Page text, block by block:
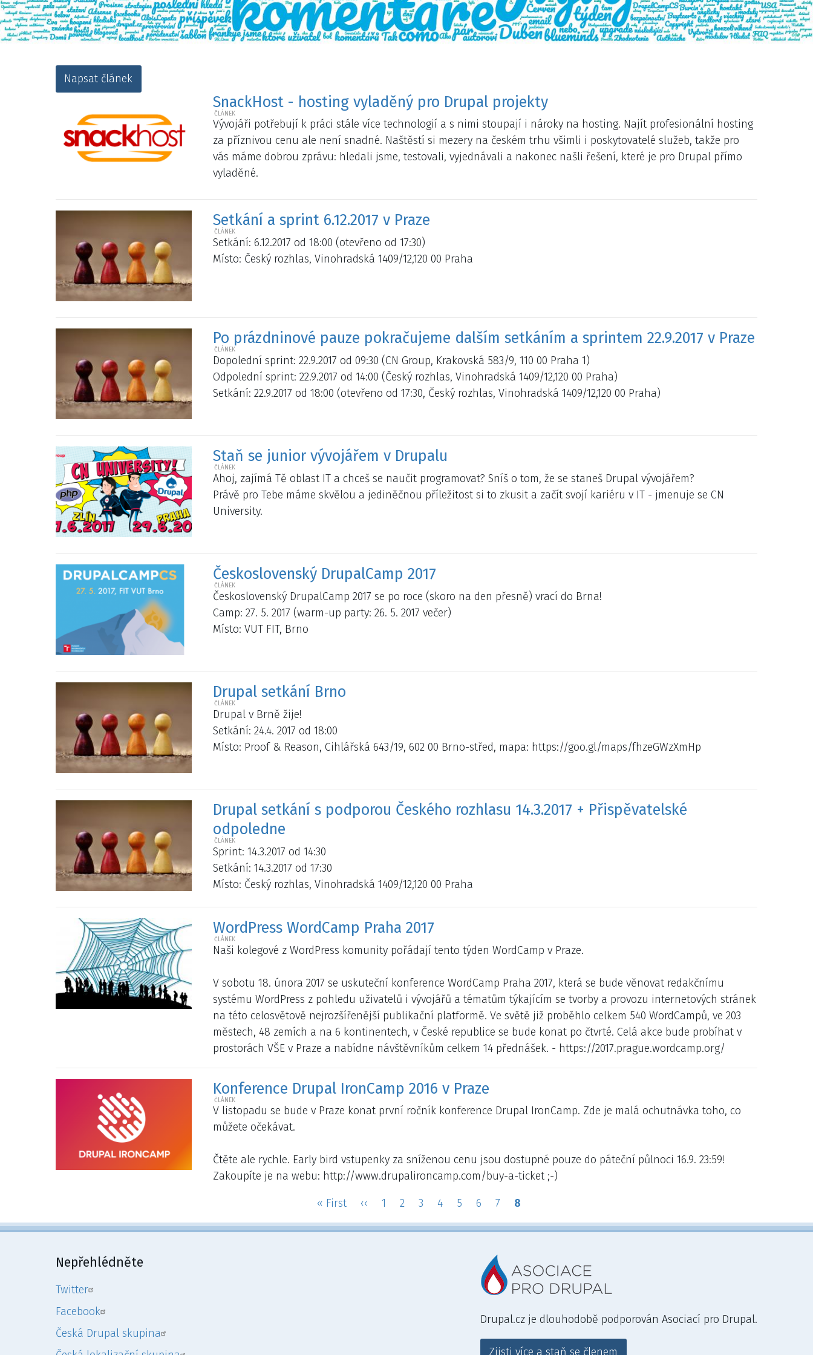
Napsat článek
SnackHost - hosting vyladěný pro Drupal projekty
Vývojáři potřebují k práci stále více technologií a s nimi stoupají i nároky na hosting. Najít profesionální hosting
za příznivou cenu ale není snadné. Naštěstí si mezery na českém trhu všimli i poskytovatelé služeb, takže pro
vás máme dobrou zprávu: hledali jsme, testovali, vyjednávali a nakonec našli řešení, které je pro Drupal přímo
vyladěné.
Setkání a sprint 6.12.2017 v Praze
Setkání: 6.12.2017 od 18:00 (otevřeno od 17:30)
Místo: Český rozhlas, Vinohradská 1409/12,120 00 Praha
Po prázdninové pauze pokračujeme dalším setkáním a sprintem 22.9.2017 v Praze
Dopolední sprint: 22.9.2017 od 09:30 (CN Group, Krakovská 583/9, 110 00 Praha 1)
Odpolední sprint: 22.9.2017 od 14:00 (Český rozhlas, Vinohradská 1409/12,120 00 Praha)
Setkání: 22.9.2017 od 18:00 (otevřeno od 17:30, Český rozhlas, Vinohradská 1409/12,120 00 Praha)
Staň se junior vývojářem v Drupalu
Ahoj, zajímá Tě oblast IT a chceš se naučit programovat? Sníš o tom, že se staneš Drupal vývojářem?
Právě pro Tebe máme skvělou a jediněčnou příležitost si to zkusit a začít svojí kariéru v IT - jmenuje se CN
University.
Československý DrupalCamp 2017
Československý DrupalCamp 2017 se po roce (skoro na den přesně) vrací do Brna!
Camp: 27. 5. 2017 (warm-up party: 26. 5. 2017 večer)
Místo: VUT FIT, Brno
Drupal setkání Brno
Drupal v Brně žije!
Setkání: 24.4. 2017 od 18:00
Místo: Proof & Reason, Cihlářská 643/19, 602 00 Brno-střed, mapa: https://goo.gl/maps/fhzeGWzXmHp
Drupal setkání s podporou Českého rozhlasu 14.3.2017 + Přispěvatelské
odpoledne
Sprint: 14.3.2017 od 14:30
Setkání: 14.3.2017 od 17:30
Místo: Český rozhlas, Vinohradská 1409/12,120 00 Praha
WordPress WordCamp Praha 2017
Naši kolegové z WordPress komunity pořádají tento týden WordCamp v Praze.
V sobotu 18. února 2017 se uskuteční konference WordCamp Praha 2017, která se bude věnovat redakčnímu
systému WordPress z pohledu uživatelů i vývojářů a tématům týkajícím se tvorby a provozu internetových stránek
na této celosvětově nejrozšířenější publikační platformě. Ve světě již proběhlo celkem 540 WordCampů, ve 203
městech, 48 zemích a na 6 kontinentech, v České republice se bude konat po čtvrté. Celá akce bude probíhat v
prostorách VŠE v Praze a nabídne návštěvníkům celkem 14 přednášek. - https://2017.prague.wordcamp.org/
Konference Drupal IronCamp 2016 v Praze
V listopadu se bude v Praze konat první ročník konference Drupal IronCamp. Zde je malá ochutnávka toho, co
můžete očekávat.
Čtěte ale rychle. Early bird vstupenky za sníženou cenu jsou dostupné pouze do páteční půlnoci 16.9. 23:59!
Zakoupíte je na webu: http://www.drupalironcamp.com/buy-a-ticket ;-)
First
page
« First
Předchozí
stránka
‹‹ Page
1 Page
2 Page
3 Page
4 Page
5 Page
6 Page
7
Aktuální
stránka
8
Nepřehlédněte
Twitter
Facebook
Česká Drupal skupina
Drupal.cz je dlouhodobě podporován Asociací pro Drupal.
Zjisti více a staň se členem